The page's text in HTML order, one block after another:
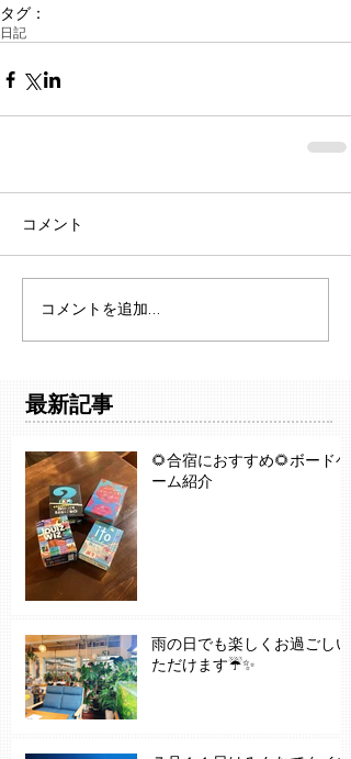
タグ：
日記
コメント
コメントを追加…
最新記事
🌻合宿におすすめ🌻ボードゲ
ーム紹介
雨の日でも楽しくお過ごしい
ただけます☔✨